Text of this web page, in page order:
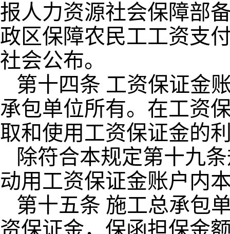
报人力资源社会保障部
政区保障农民工工资支
社会公布。
第十四条 工资保证金
承包单位所有。在工资
取和使用工资保证金的
除符合本规定第十九
动用工资保证金账户内
第十五条 施工总承包